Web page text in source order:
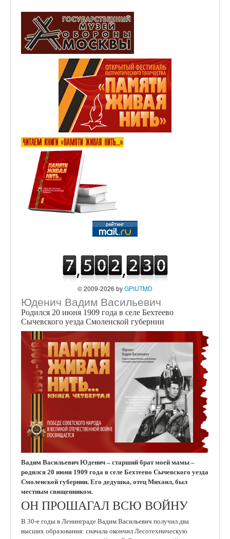
© 2009-2026 byGPIUTMD
Юденич Вадим Васильевич
Родился 20 июня 1909 года в селе Бехтеево
Сычевского уезда Смоленской губернии
Вадим Васильевич Юденич – старший брат моей мамы –
родился 20 июня 1909 года в селе Бехтеево Сычевского уезда
Смоленской губернии. Его дедушка, отец Михаил, был
местным священником.
ОН ПРОШАГАЛ ВСЮ ВОЙНУ
В 30-е годы в Ленинграде Вадим Васильевич получил два
высших образования: сначала окончил Лесотехническую